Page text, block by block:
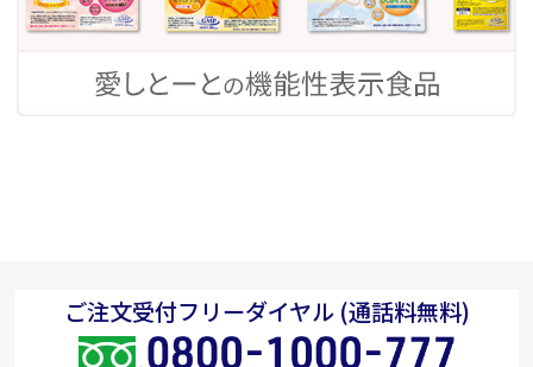
ご注文受付フリーダイヤル (通話料無料)